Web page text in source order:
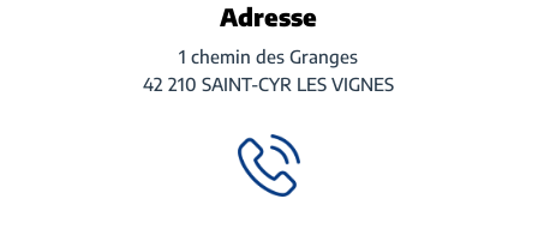
Adresse
1 chemin des Granges
42 210 SAINT-CYR LES VIGNES